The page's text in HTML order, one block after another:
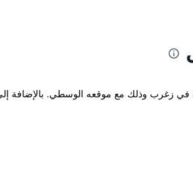
في زغرب وذلك مع موقعه الوسطي. بالإضافة